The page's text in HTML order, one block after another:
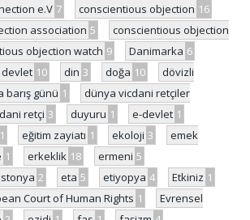
e.V 7 conscientious objection 16
association 5
conscientious objection
objection watch 9 Danimarka 6
10 din 3 doğa 10
dövizli
barış günü 1
dünya vicdani retçiler
retçi 3 duyuru 1 e-devlet 1
1 eğitim zayiatı 1 ekoloji 3
emek
1 erkeklik 18 ermeni 5
2 eta 5 etiyopya 4 Etkiniz 1
Court of Human Rights 1
Evrensel